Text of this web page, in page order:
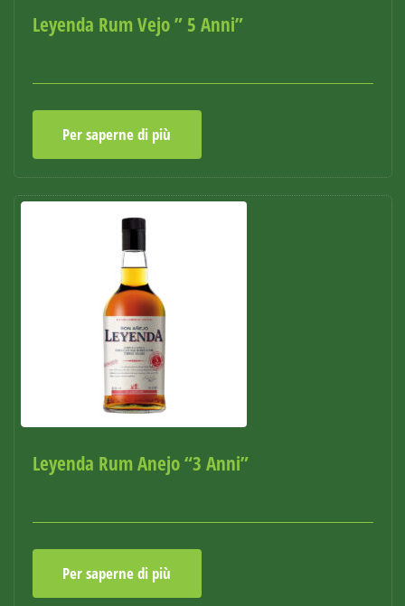
Leyenda Rum Vejo ” 5 Anni”
Per saperne di più
Leyenda Rum Anejo “3 Anni”
Per saperne di più